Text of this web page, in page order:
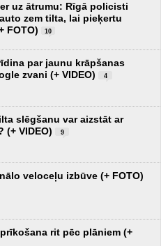
uz ātrumu: Rīgā policisti
zem tilta, lai pieķertu
FOTO)
10
par jaunu krāpšanas
zvani (+ VIDEO)
4
slēgšanu var aizstāt ar
(+ VIDEO)
9
veloceļu izbūve (+ FOTO)
rit pēc plāniem (+